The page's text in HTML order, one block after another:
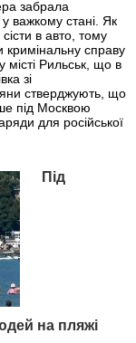
забрала
важкому стані. Як
в авто, тому
кримінальну справу
місті Рильськ, що в
зі
стверджують, що
під Москвою
для російської
Під
на пляжі